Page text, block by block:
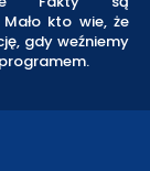
kto wie, że
gdy weźniemy